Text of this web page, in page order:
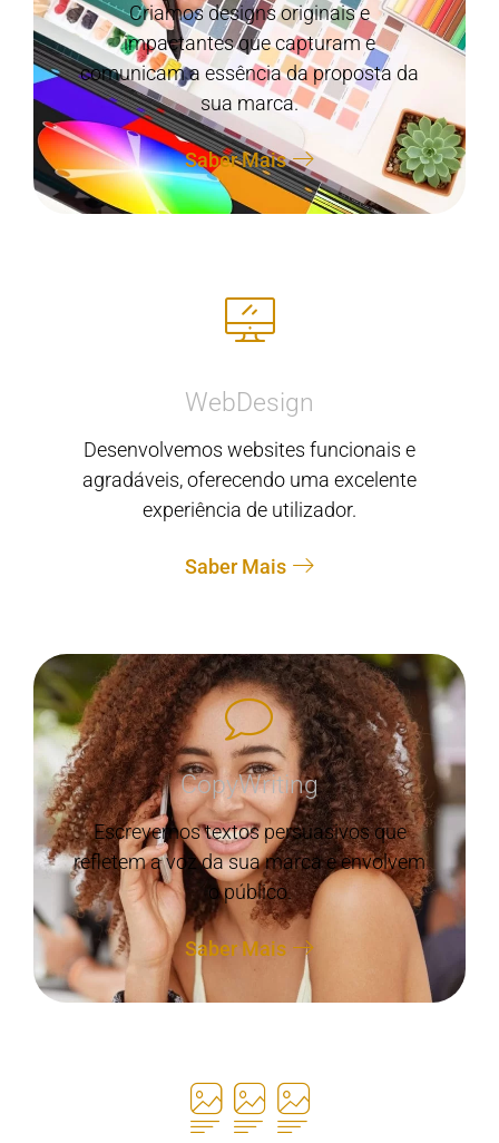
Criamos designs originais e
impactantes que capturam e
comunicam a essência da proposta da
sua marca.
Saber Mais
WebDesign
Desenvolvemos websites funcionais e
agradáveis, oferecendo uma excelente
experiência de utilizador.
Saber Mais
CopyWriting
Escrevemos textos persuasivos que
refletem a voz da sua marca e envolvem
o público.
Saber Mais